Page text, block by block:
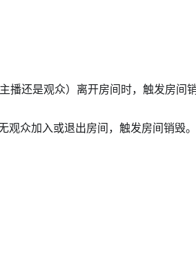
播还是观众）离开房间时，触发房间
观众加入或退出房间，触发房间销毁